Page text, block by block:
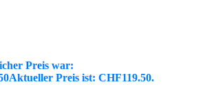
Preis war:
Aktueller Preis ist: CHF119.50.